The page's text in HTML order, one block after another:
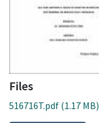
Files
516716T.pdf (1.17 MB)